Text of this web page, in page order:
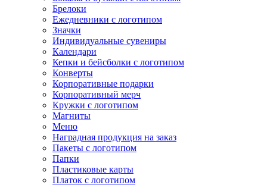
Брелоки
Ежедневники с логотипом
Значки
Индивидуальные сувениры
Календари
Кепки и бейсболки с логотипом
Конверты
Корпоративные подарки
Корпоративный мерч
Кружки с логотипом
Магниты
Меню
Наградная продукция на заказ
Пакеты с логотипом
Папки
Пластиковые карты
Платок с логотипом